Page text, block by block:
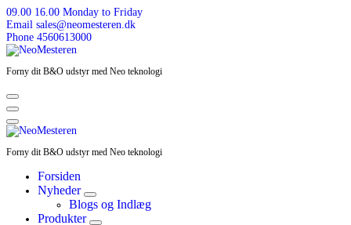
Skip
to
content
09.00 16.00 Monday to Friday
Email sales@neomesteren.dk
Phone 4560613000
Forny dit B&O udstyr med Neo teknologi
Forny dit B&O udstyr med Neo teknologi
Forsiden
Nyheder
Blogs og Indlæg
Produkter